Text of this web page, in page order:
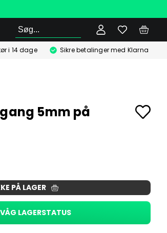
Søg
i 14 dage Sikre betalinger med Klarna
5mm på
PÅ LAGER
LAGERSTATUS